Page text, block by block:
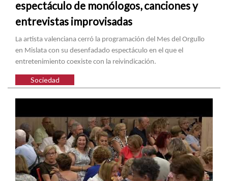
espectáculo de monólogos, canciones y
entrevistas improvisadas
La artista valenciana cerró la programación del Mes del Orgullo
en Mislata con su desenfadado espectáculo en el que el
entretenimiento coexiste con la reivindicación.
Sociedad